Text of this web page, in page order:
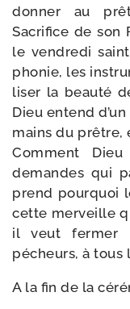
don­ner au
Sacrifice de son
le ven­dre­di
pho­nie, les
li­ser la beau­té
Dieu entend
mains du prêtre,
Comment
demandes qui
prend pour­quoi
cette mer­veille
il veut fer­mer
pécheurs, à tous
A la fin de la